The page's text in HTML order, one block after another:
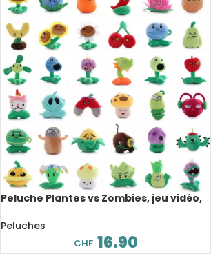
Peluche Plantes vs Zombies, jeu vidéo,
Peluches
CHF 16.90